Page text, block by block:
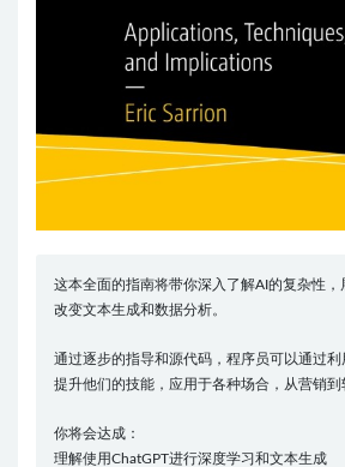
这本全面的指南将带你深入了解AI的复杂性，
改变文本生成和数据分析。
通过逐步的指导和源代码，程序员可以通过利
提升他们的技能，应用于各种场合，从营销到
你将会达成：
理解使用ChatGPT进行深度学习和文本生成